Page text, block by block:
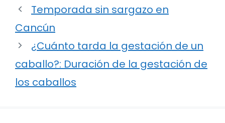
Temporada sin sargazo en
Cancún
¿Cuánto tarda la gestación de un
caballo?: Duración de la gestación de
los caballos